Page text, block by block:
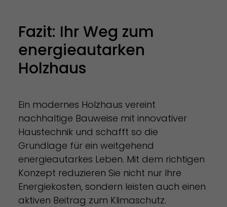
Fazit: Ihr Weg zum
energieautarken
Holzhaus
Ein modernes Holzhaus vereint
nachhaltige Bauweise mit innovativer
Haustechnik und schafft so die
Grundlage für ein weitgehend
energieautarkes Leben. Mit dem richtigen
Konzept reduzieren Sie nicht nur Ihre
Energiekosten, sondern leisten auch einen
aktiven Beitrag zum Klimaschutz.